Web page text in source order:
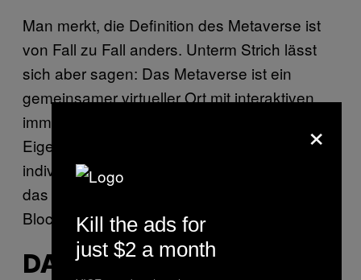
Man merkt, die Definition des Metaverse ist
von Fall zu Fall anders. Unterm Strich lässt
sich aber sagen: Das Metaverse ist ein
gemeinsamer virtueller Ort mit interaktiven,
immersiven und extrem realistischen
Eigenschaften. Es beinhaltet zudem
individuelle Avatare und digitales Eigentum,
das dann wahrscheinlich auf einer
Blockchain gespeichert wird.
DAS METAVERSE IST
×
Kill the ads for
just $2 a month